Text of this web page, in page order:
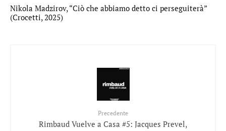
Nikola Madzirov, “Ciò che abbiamo detto ci perseguiterà”
(Crocetti, 2025)
Precedente
Rimbaud Vuelve a Casa #5: Jacques Prevel,